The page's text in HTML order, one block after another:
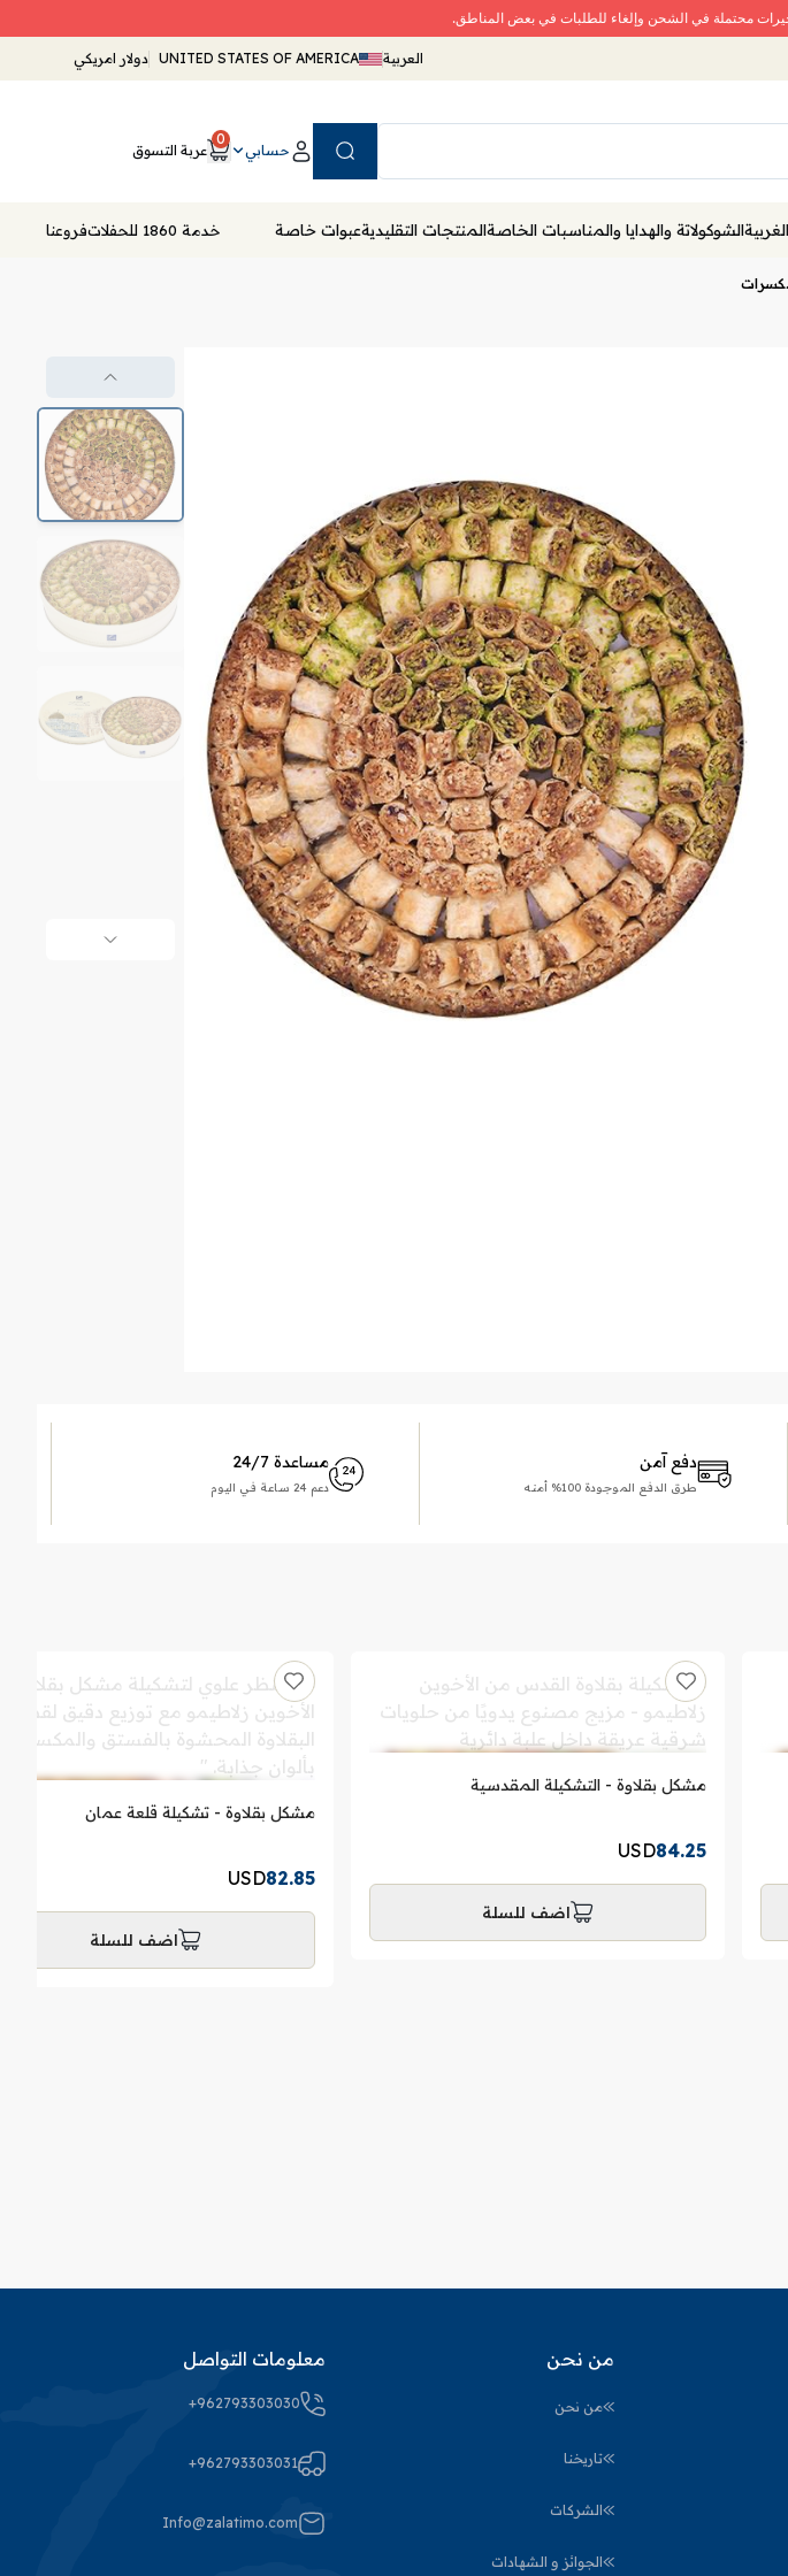
محتملة في الشحن وإلغاء للطلبات في بعض المناطق.
العربية UNITED STATES OF AMERICA دولار امريكي
حسابي
0
عربة التسوق
الشوكولاتة والهدايا والمناسبات الخاصةالمنتجات التقليديةعبوات خاصة خدمة 1860 للحفلات فروعنا
دفع آمن
طرق الدفع الموجودة 100% أمنه
مساعدة 24/7
دعم 24 ساعة في اليوم
مشكل بقلاوة - التشكيلة المقدسية
84.25
USD
اضف للسلة
مشكل بقلاوة - تشكيلة قلعة عمان
82.85
USD
اضف للسلة
من نحن
من نحن
تاريخنا
الشركات
الجوائز و الشهادات
معلومات التواصل
+962793303030
+962793303031
Info@zalatimo.com